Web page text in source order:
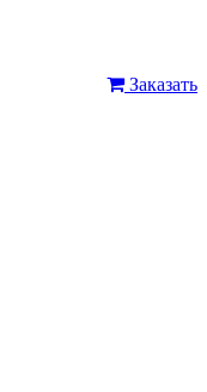
Заказать